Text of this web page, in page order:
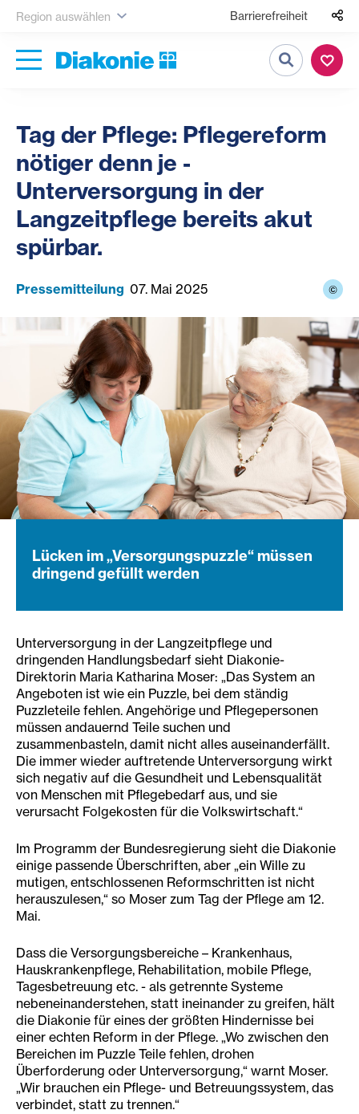
Region auswählen Barrierefreiheit
Suche
Tag der Pflege: Pflegereform
nötiger denn je -
Unterversorgung in der
Langzeitpflege bereits akut
spürbar.
Pressemitteilung 07. Mai 2025 ©
Lücken im „Versorgungspuzzle“ müssen
dringend gefüllt werden
Unterversorgung in der Langzeitpflege und
dringenden Handlungsbedarf sieht Diakonie-
Direktorin Maria Katharina Moser: „Das System an
Angeboten ist wie ein Puzzle, bei dem ständig
Puzzleteile fehlen. Angehörige und Pflegepersonen
müssen andauernd Teile suchen und
zusammenbasteln, damit nicht alles auseinanderfällt.
Die immer wieder auftretende Unterversorgung wirkt
sich negativ auf die Gesundheit und Lebensqualität
von Menschen mit Pflegebedarf aus, und sie
verursacht Folgekosten für die Volkswirtschaft.“
Im Programm der Bundesregierung sieht die Diakonie
einige passende Überschriften, aber „ein Wille zu
mutigen, entschlossenen Reformschritten ist nicht
herauszulesen,“ so Moser zum Tag der Pflege am 12.
Mai.
Dass die Versorgungsbereiche – Krankenhaus,
Hauskrankenpflege, Rehabilitation, mobile Pflege,
Tagesbetreuung etc. - als getrennte Systeme
nebeneinanderstehen, statt ineinander zu greifen, hält
die Diakonie für eines der größten Hindernisse bei
einer echten Reform in der Pflege. „Wo zwischen den
Bereichen im Puzzle Teile fehlen, drohen
Überforderung oder Unterversorgung,“ warnt Moser.
„Wir brauchen ein Pflege- und Betreuungssystem, das
verbindet, statt zu trennen.“